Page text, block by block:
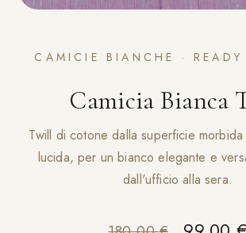
CAMICIE BIANCHE · READY
Camicia Bianca
Twill di cotone dalla superficie
lucida, per un bianco elegante e
dall'ufficio alla sera.